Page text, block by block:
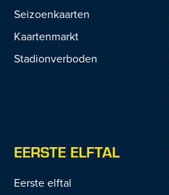
Seizoenkaarten
Kaartenmarkt
Stadionverboden
EERSTE ELFTAL
Eerste elftal